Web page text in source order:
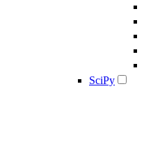
SciPy